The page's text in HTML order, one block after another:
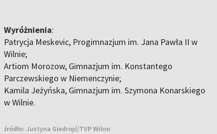
Wyróżnienia:
Patrycja Meskevic, Progimnazjum im. Jana Pawła II w
Wilnie;
Artiom Morozow, Gimnazjum im. Konstantego
Parczewskiego w Niemenczynie;
Kamila Jeżyńska, Gimnazjum im. Szymona Konarskiego
w Wilnie.
źródło: Justyna Giedrojć/TVP Wilno